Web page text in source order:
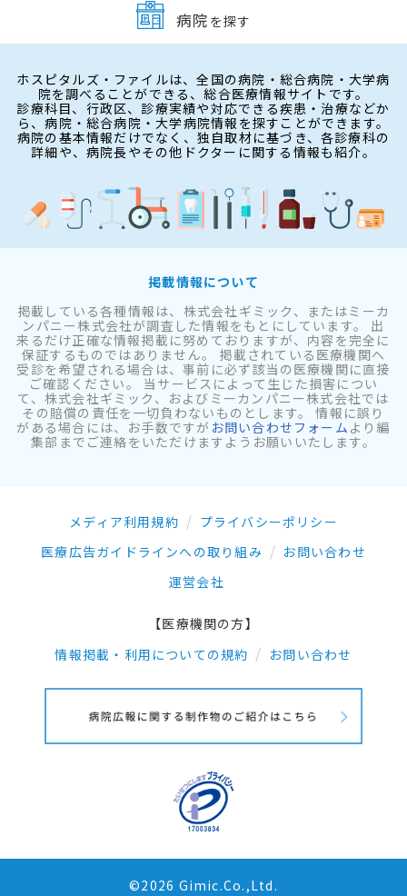
病院 を探す
ホスピタルズ・ファイルは、全国の病院・総合病院・大学病
院を調べることができる、総合医療情報サイトです。
診療科目、行政区、診療実績や対応できる疾患・治療などか
ら、病院・総合病院・大学病院情報を探すことができます。
病院の基本情報だけでなく、独自取材に基づき、各診療科の
詳細や、病院長やその他ドクターに関する情報も紹介。
掲載情報について
掲載している各種情報は、株式会社ギミック、またはミーカ
ンパニー株式会社が調査した情報をもとにしています。 出
来るだけ正確な情報掲載に努めておりますが、内容を完全に
保証するものではありません。 掲載されている医療機関へ
受診を希望される場合は、事前に必ず該当の医療機関に直接
ご確認ください。 当サービスによって生じた損害につい
て、株式会社ギミック、およびミーカンパニー株式会社では
その賠償の責任を一切負わないものとします。 情報に誤り
がある場合には、お手数ですが お問い合わせフォーム より編
集部までご連絡をいただけますようお願いいたします。
メディア利用規約
プライバシーポリシー
医療広告ガイドラインへの取り組み
お問い合わせ
運営会社
【医療機関の方】
情報掲載・利用についての規約
お問い合わせ
©2026 Gimic.Co.,Ltd.